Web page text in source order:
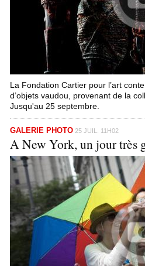
La Fondation Cartier pour l’art
d’objets vaudou, provenant de la
Jusqu'au 25 septembre.
GALERIE PHOTO 25 JUIL. 11H02
A New York, un jour très